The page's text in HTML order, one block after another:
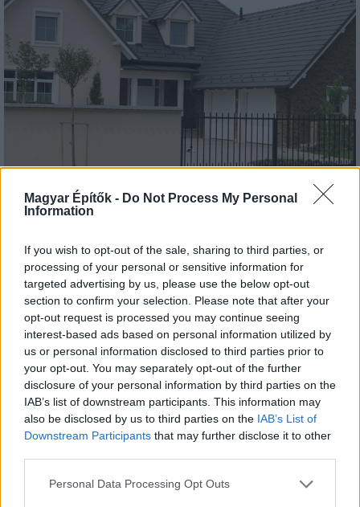
Magyar Építők - Do Not Process My Personal
Information
If you wish to opt-out of the sale, sharing to third parties, or
processing of your personal or sensitive information for
targeted advertising by us, please use the below opt-out
section to confirm your selection. Please note that after your
opt-out request is processed you may continue seeing
interest-based ads based on personal information utilized by
us or personal information disclosed to third parties prior to
your opt-out. You may separately opt-out of the further
disclosure of your personal information by third parties on the
IAB’s list of downstream participants. This information may
also be disclosed by us to third parties on the IAB’s List of
Downstream Participants that may further disclose it to other
Please note that this website/app uses one or more Google
Personal Data Processing Opt Outs
Tető, ami évtizedeken át gondoskodik a családról